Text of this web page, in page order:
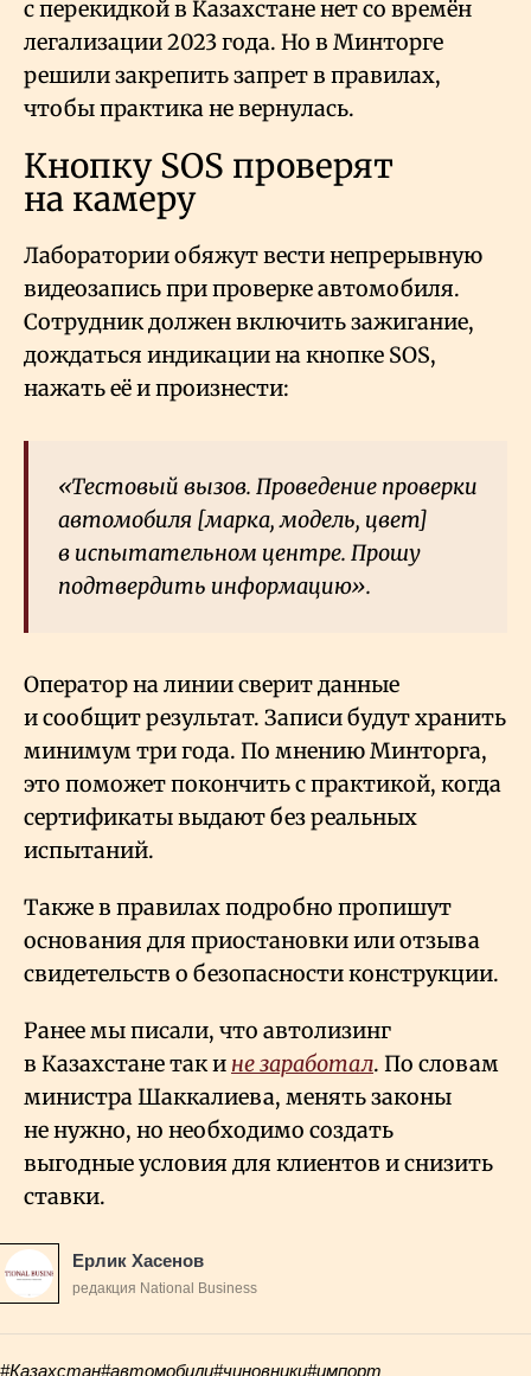
с перекидкой в Казахстане нет со времён
легализации 2023 года. Но в Минторге
решили закрепить запрет в правилах,
чтобы практика не вернулась.
Кнопку SOS проверят
на камеру
Лаборатории обяжут вести непрерывную
видеозапись при проверке автомобиля.
Сотрудник должен включить зажигание,
дождаться индикации на кнопке SOS,
нажать её и произнести:
«Тестовый вызов. Проведение проверки
автомобиля [марка, модель, цвет]
в испытательном центре. Прошу
подтвердить информацию».
Оператор на линии сверит данные
и сообщит результат. Записи будут хранить
минимум три года. По мнению Минторга,
это поможет покончить с практикой, когда
сертификаты выдают без реальных
испытаний.
Также в правилах подробно пропишут
основания для приостановки или отзыва
свидетельств о безопасности конструкции.
Ранее мы писали, что автолизинг
в Казахстане так и не заработал. По словам
министра Шаккалиева, менять законы
не нужно, но необходимо создать
выгодные условия для клиентов и снизить
ставки.
Ерлик Хасенов
редакция National Business
#Казахстан#автомобили#чиновники#импорт